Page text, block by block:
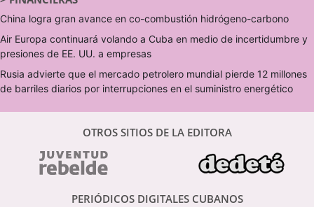
China logra gran avance en co-combustión hidrógeno-carbono
Air Europa continuará volando a Cuba en medio de incertidumbre y
presiones de EE. UU. a empresas
Rusia advierte que el mercado petrolero mundial pierde 12 millones
de barriles diarios por interrupciones en el suministro energético
OTROS SITIOS DE LA EDITORA
PERIÓDICOS DIGITALES CUBANOS